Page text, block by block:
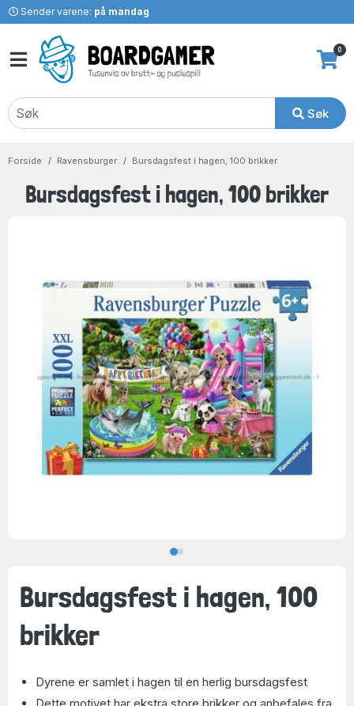
Sender varene: på mandag
Søk
0
Forside Ravensburger Bursdagsfest i hagen, 100 brikker
Bursdagsfest i hagen, 100 brikker
Bursdagsfest i hagen, 100
brikker
Dyrene er samlet i hagen til en herlig bursdagsfest